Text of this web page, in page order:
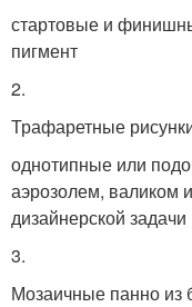
стартовые и
пигмент
2.
Трафаретные
однотипные или
аэрозолем, валиком
дизайнерской задачи
3.
Мозаичные панно из